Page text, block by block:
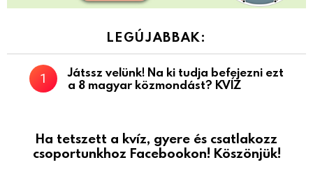
LEGÚJABBAK:
Játssz velünk! Na ki tudja befejezni ezt
a 8 magyar közmondást? KVÍZ
Ha tetszett a kvíz, gyere és csatlakozz
csoportunkhoz Facebookon! Köszönjük!